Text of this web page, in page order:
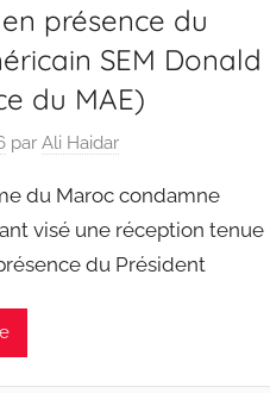
présence du
SEM Donald
du MAE)
par Ali Haidar
du Maroc condamne
visé une réception tenue
du Président